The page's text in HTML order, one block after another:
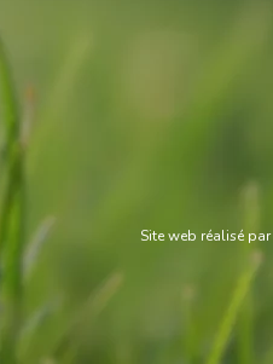
Site web réalisé par